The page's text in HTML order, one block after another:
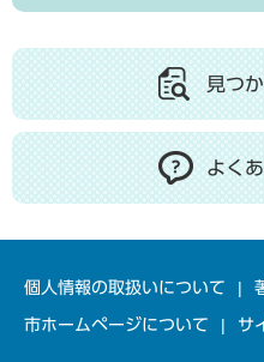
見つ
よく
個人情報の取扱いについて
市ホームページについて サ